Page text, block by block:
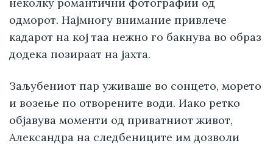
одморот. Најмногу внимание привлече
кадарот на кој таа нежно го бакнува во образ
додека позираат на јахта.
Заљубениот пар уживаше во сонцето, морето
и возење по отворените води. Иако ретко
објавува моменти од приватниот живот,
Александра на следбениците им дозволи